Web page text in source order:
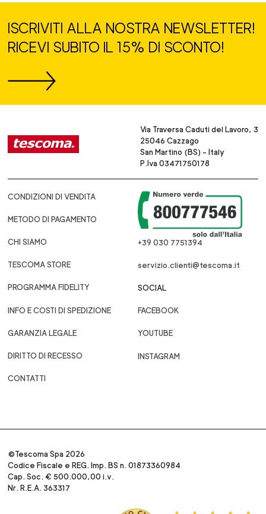
ISCRIVITI ALLA NOSTRA NEWSLETTER!
RICEVI SUBITO IL 15% DI SCONTO!
Via Traversa Caduti del Lavoro, 3
25046 Cazzago
San Martino (BS) - Italy
P.Iva 03471750178
CONDIZIONI DI VENDITA
METODO DI PAGAMENTO
CHI SIAMO
TESCOMA STORE
PROGRAMMA FIDELITY
INFO E COSTI DI SPEDIZIONE
GARANZIA LEGALE
DIRITTO DI RECESSO
CONTATTI
+39 030 7751394
servizio.clienti@tescoma.it
SOCIAL
FACEBOOK
YOUTUBE
INSTAGRAM
©Tescoma Spa 2026
Codice Fiscale e REG. Imp. BS n. 01873360984
Cap. Soc. € 500.000,00 i.v.
Nr. R.E.A. 363317